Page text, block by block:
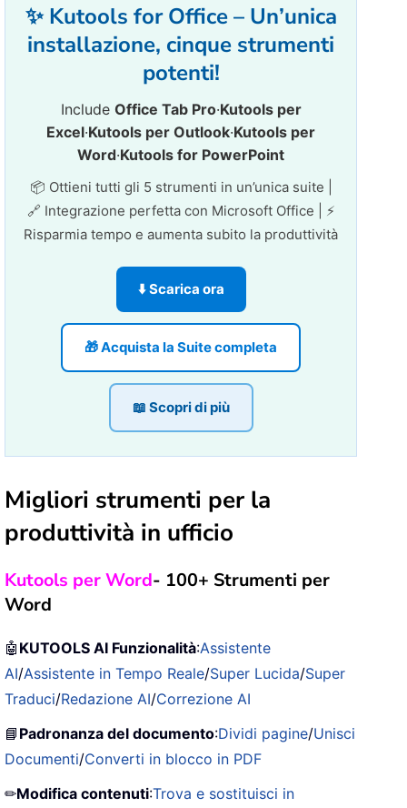
✨ Kutools for Office – Un’unica
installazione, cinque strumenti
potenti!
Include Office Tab Pro·Kutools per
Excel·Kutools per Outlook·Kutools per
Word·Kutools for PowerPoint
📦 Ottieni tutti gli 5 strumenti in un’unica suite |
🔗 Integrazione perfetta con Microsoft Office | ⚡
Risparmia tempo e aumenta subito la produttività
⬇️ Scarica ora
🎁 Acquista la Suite completa
📖 Scopri di più
Migliori strumenti per la
produttività in ufficio
Kutools per Word- 100+ Strumenti per
Word
🤖 KUTOOLS AI Funzionalità:Assistente
AI/Assistente in Tempo Reale/Super Lucida/Super
Traduci/Redazione AI/Correzione AI
📘 Padronanza del documento:Dividi pagine/Unisci
Documenti/Converti in blocco in PDF
✏Modifica contenuti:Trova e sostituisci in